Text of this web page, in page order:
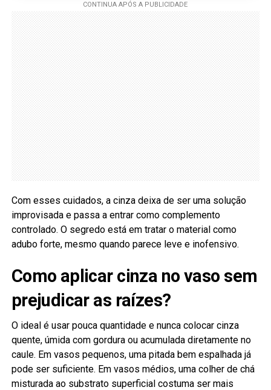
Com esses cuidados, a cinza deixa de ser uma solução
improvisada e passa a entrar como complemento
controlado. O segredo está em tratar o material como
adubo forte, mesmo quando parece leve e inofensivo.
Como aplicar cinza no vaso sem
prejudicar as raízes?
O ideal é usar pouca quantidade e nunca colocar cinza
quente, úmida com gordura ou acumulada diretamente no
caule. Em vasos pequenos, uma pitada bem espalhada já
pode ser suficiente. Em vasos médios, uma colher de chá
misturada ao substrato superficial costuma ser mais